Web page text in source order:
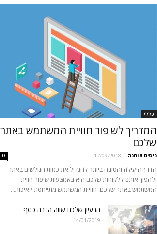
כללי
המדריך לשיפור חוויית המשתמש באתר
שלכם
ניסים אוחנה -
17/09/2018
0
הדרך היעילה והטובה ביותר להגדיל את כמות הגולשים באתר
ולהפוך אותם ללקוחות שלכם היא באמצעות שיפור חווית
המשתמש באתר שלכם. חוויית המשתמש מתייחסת לאיכות...
הרעיון שלכם שווה הרבה כסף
14/01/2019